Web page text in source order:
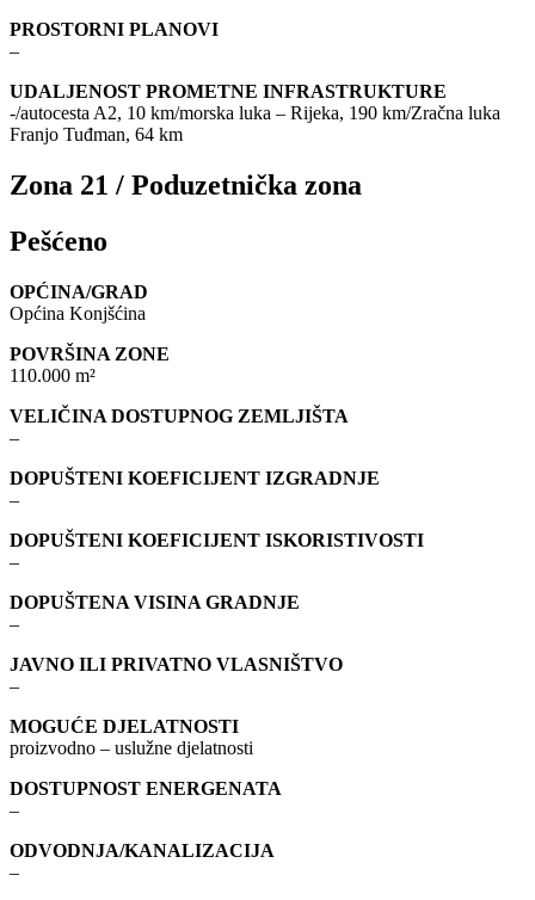
PROSTORNI PLANOVI
–
UDALJENOST PROMETNE INFRASTRUKTURE
-/autocesta A2, 10 km/morska luka – Rijeka, 190 km/Zračna luka
Franjo Tuđman, 64 km
Zona 21 / Poduzetnička zona
Pešćeno
OPĆINA/GRAD
Općina Konjšćina
POVRŠINA ZONE
110.000 m²
VELIČINA DOSTUPNOG ZEMLJIŠTA
–
DOPUŠTENI KOEFICIJENT IZGRADNJE
–
DOPUŠTENI KOEFICIJENT ISKORISTIVOSTI
–
DOPUŠTENA VISINA GRADNJE
–
JAVNO ILI PRIVATNO VLASNIŠTVO
–
MOGUĆE DJELATNOSTI
proizvodno – uslužne djelatnosti
DOSTUPNOST ENERGENATA
–
ODVODNJA/KANALIZACIJA
–